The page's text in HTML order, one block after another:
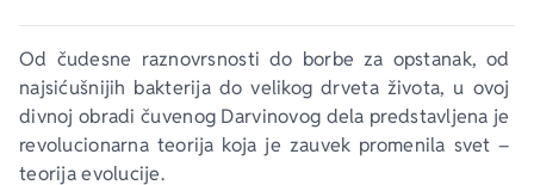
Od čudesne raznovrsnosti do borbe za opstanak, od
najsićušnijih bakterija do velikog drveta života, u ovoj
divnoj obradi čuvenog Darvinovog dela predstavljena je
revolucionarna teorija koja je zauvek promenila svet –
teorija evolucije.